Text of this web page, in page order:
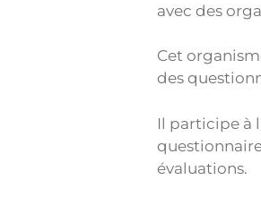
avec des
Cet
des
Il participe à
évaluations.